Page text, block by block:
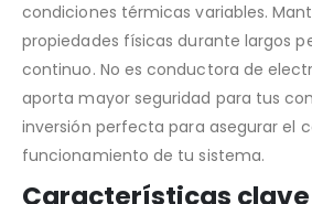
condiciones térmicas variables.
propiedades físicas durante largos
continuo. No es conductora de
aporta mayor seguridad para tus
inversión perfecta para asegurar el
funcionamiento de tu sistema.
Características